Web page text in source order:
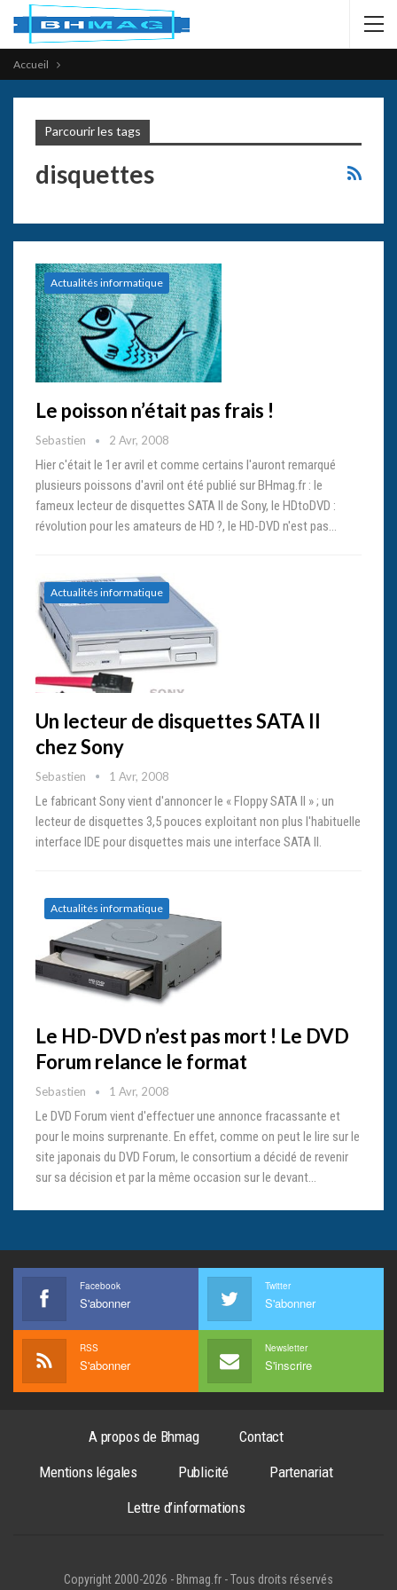
Accueil
Parcourir les tags
disquettes
Actualités informatique
Le poisson n’était pas frais !
Sebastien 2 Avr, 2008
Hier c'était le 1er avril et comme certains l'auront remarqué
plusieurs poissons d'avril ont été publié sur BHmag.fr : le
fameux lecteur de disquettes SATA II de Sony, le HDtoDVD :
révolution pour les amateurs de HD ?, le HD-DVD n'est pas…
Actualités informatique
Un lecteur de disquettes SATA II
chez Sony
Sebastien 1 Avr, 2008
Le fabricant Sony vient d'annoncer le « Floppy SATA II » ; un
lecteur de disquettes 3,5 pouces exploitant non plus l'habituelle
interface IDE pour disquettes mais une interface SATA II.
Actualités informatique
Le HD-DVD n’est pas mort ! Le DVD
Forum relance le format
Sebastien 1 Avr, 2008
Le DVD Forum vient d'effectuer une annonce fracassante et
pour le moins surprenante. En effet, comme on peut le lire sur le
site japonais du DVD Forum, le consortium a décidé de revenir
sur sa décision et par la même occasion sur le devant…
Facebook
S'abonner
Twitter
S'abonner
RSS
S'abonner
Newsletter
S'inscrire
A propos de Bhmag
Contact
Mentions légales
Publicité
Partenariat
Lettre d’informations
Copyright 2000-2026 - Bhmag.fr - Tous droits réservés